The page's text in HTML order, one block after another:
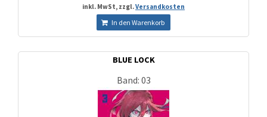
inkl. MwSt, zzgl.Versandkosten
In den Warenkorb
BLUE LOCK
Band: 03